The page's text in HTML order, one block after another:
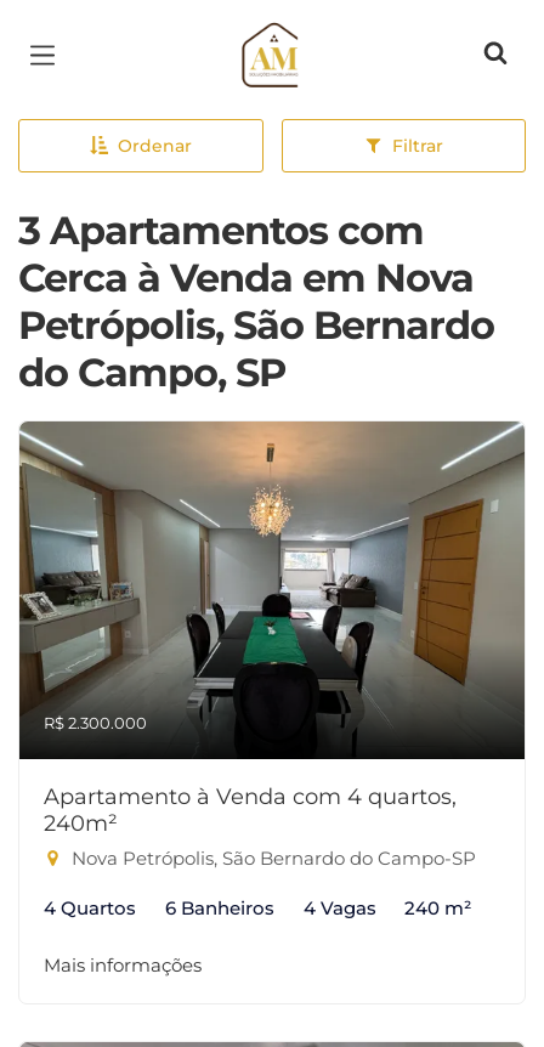
Página inicial
Ordenar Filtrar
3 Apartamentos com
Cerca à Venda em Nova
Petrópolis, São Bernardo
do Campo, SP
R$ 2.300.000
Apartamento à Venda com 4 quartos,
240m²
Nova Petrópolis, São Bernardo do Campo-SP
4 Quartos 6 Banheiros 4 Vagas 240 m²
Mais informações